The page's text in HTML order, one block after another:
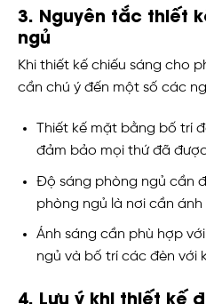
3. Nguyên tắc thiết
ngủ
Khi thiết kế chiếu sáng cho
cần chú ý đến một số các
Thiết kế mặt bằng bố trí
đảm bảo mọi thứ đã
Độ sáng phòng ngủ cần
phòng ngủ là nơi cần ánh
Ánh sáng cần phù hợp
ngủ và bố trí các đèn với
4. Lưu ý khi thiết kế